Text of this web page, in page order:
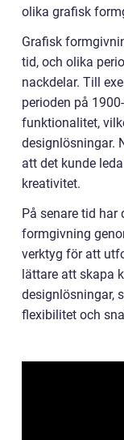
olika grafisk
Grafisk
tid, och olika
nackdelar. Till
perioden på
funktionalitet,
designlösningar.
att det kunde
kreativitet.
På senare tid
formgivning
verktyg för att
lättare att skapa
designlösningar,
flexibilitet och